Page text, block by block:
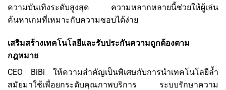
ความบันเทิงระดับสูงสุด ความหลากหลายนี้ช่วยให้ผู้เล่น
ค้นหาเกมที่เหมาะกับความชอบได้ง่าย
เสริมสร้างเทคโนโลยีและรับประกันความถูกต้องตาม
กฎหมาย
CEO BiBi ให้ความสำคัญเป็นพิเศษกับการนำเทคโนโลยีล้ำ
สมัยมาใช้เพื่อยกระดับคุณภาพบริการ ระบบรักษาความ